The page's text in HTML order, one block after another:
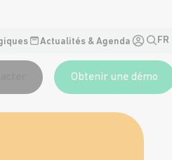
Obtenir une démo
Actualités & Agenda FR